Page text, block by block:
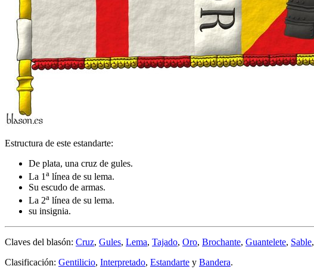
Estructura de este estandarte:
De plata, una cruz de gules.
La 1 a línea de su lema.
Su escudo de armas.
La 2a línea de su lema.
su insignia.
Claves del blasón: Cruz, Gules, Lema, Tajado, Oro, Brochante, Guantelete, Sable,
Clasificación: Gentilicio, Interpretado, Estandarte y Bandera.